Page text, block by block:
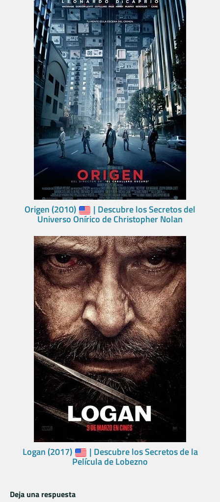
Origen (2010) | Descubre los Secretos del
Universo Onírico de Christopher Nolan
Logan (2017) | Descubre los Secretos de la
Película de Lobezno
Deja una respuesta